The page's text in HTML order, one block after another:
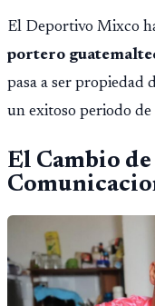
El Deportivo Mixco
portero
pasa a ser propiedad
un exitoso periodo de
El Cambio de